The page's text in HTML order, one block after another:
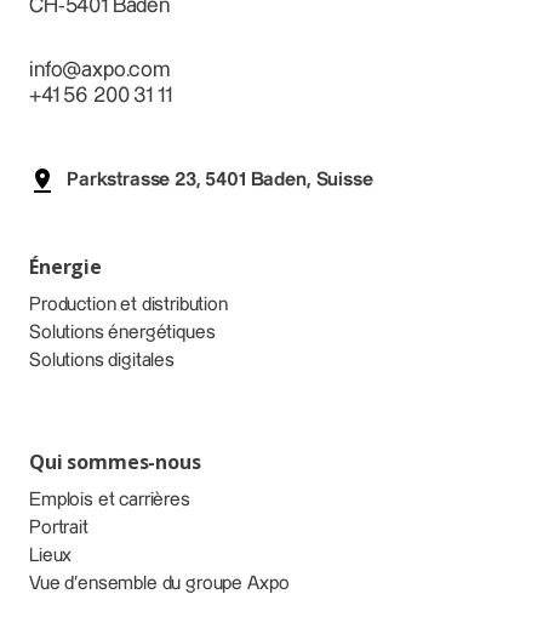
CH-5401 Baden
info@axpo.com
+41 56 200 31 11
Parkstrasse 23, 5401 Baden, Suisse
Énergie
Production et distribution
Solutions énergétiques
Solutions digitales
Qui sommes-nous
Emplois et carrières
Portrait
Lieux
Vue d’ensemble du groupe Axpo